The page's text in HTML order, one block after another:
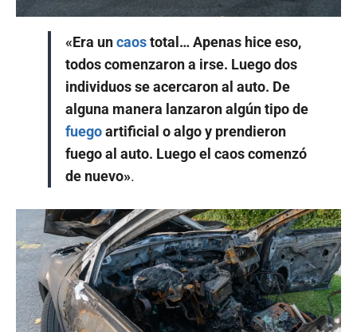
«Era uncaostotal… Apenas hice eso,
todos comenzaron a irse. Luego dos
individuos se acercaron al auto. De
alguna manera lanzaron algún tipo de
fuegoartificial o algo y prendieron
fuego al auto. Luego el caos comenzó
de nuevo».